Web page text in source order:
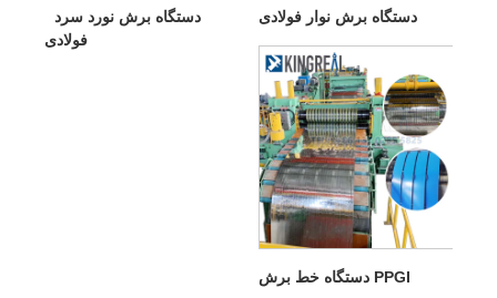
دستگاه برش نورد سرد
فولادی
دستگاه برش نوار فولادی
دستگاه خط برش PPGI